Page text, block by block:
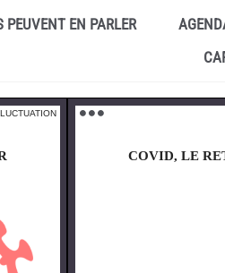
PEUVENT EN PARLER
⚫️ ⚫️ ⚫️
COVID, LE